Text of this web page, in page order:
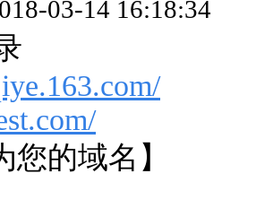
03-14 16:18:34
您的域名】